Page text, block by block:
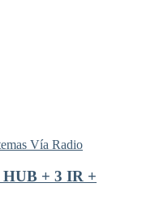
Vía Radio
+ 3 IR +